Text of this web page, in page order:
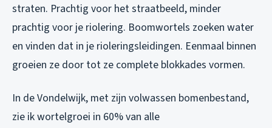
straten. Prachtig voor het straatbeeld, minder
prachtig voor je riolering. Boomwortels zoeken water
en vinden dat in je rioleringsleidingen. Eenmaal binnen
groeien ze door tot ze complete blokkades vormen.
In de Vondelwijk, met zijn volwassen bomenbestand,
zie ik wortelgroei in 60% van alle